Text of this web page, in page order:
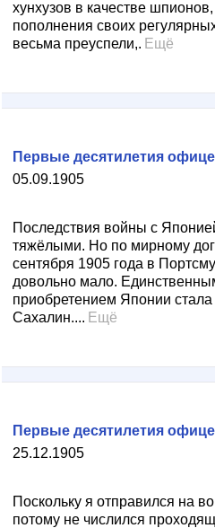
хунхузов в качестве
пополнения своих
весьма преуспели,. Ещё
05.09.1905
Первые десятилетия
Последствия войны с
тяжёлыми. Но по мирному
сентября 1905 года в
довольно мало.
приобретением Японии
Сахалин.... Ещё
25.12.1905
Первые десятилетия
Поскольку я отправился на
потому не числился